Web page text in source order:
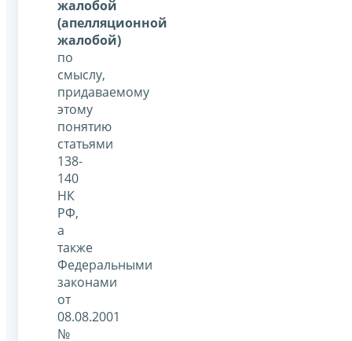
жалобой
(апелляционной
жалобой)
по
смыслу,
придаваемому
этому
понятию
статьями
138-
140
НК
РФ,
а
также
Федеральными
законами
от
08.08.2001
№